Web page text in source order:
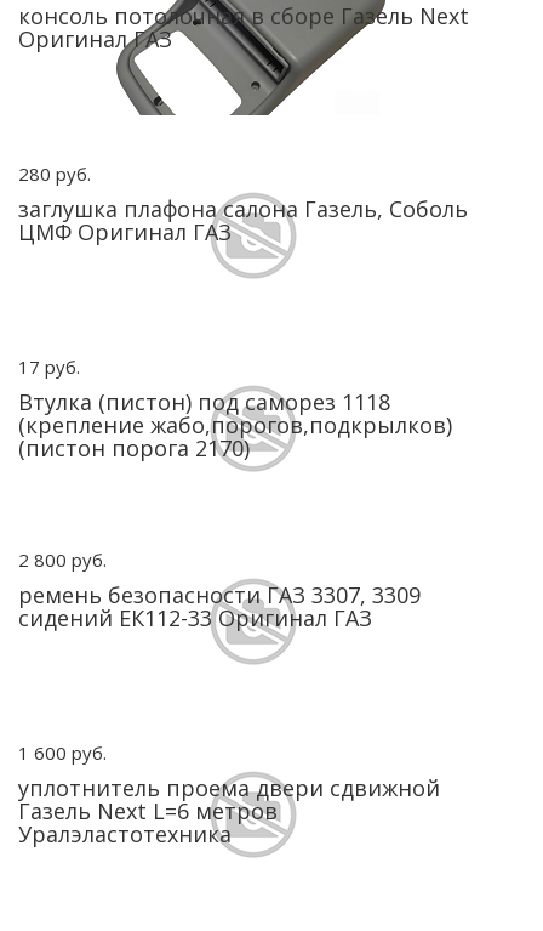
консоль потолочная в сборе Газель Next
Оригинал ГАЗ
280 руб.
заглушка плафона салона Газель, Соболь
ЦМФ Оригинал ГАЗ
17 руб.
Втулка (пистон) под саморез 1118
(крепление жабо,порогов,подкрылков)
(пистон порога 2170)
2 800 руб.
ремень безопасности ГАЗ 3307, 3309
сидений ЕК112-33 Оригинал ГАЗ
1 600 руб.
уплотнитель проема двери сдвижной
Газель Next L=6 метров
Уралэластотехника